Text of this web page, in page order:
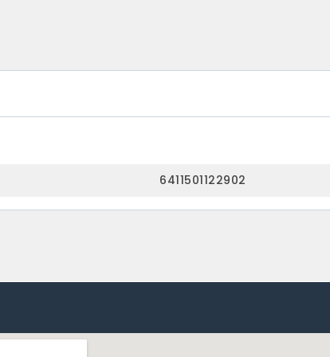
6411501122902